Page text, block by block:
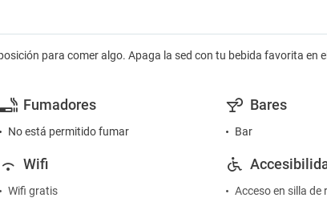
para comer algo. Apaga la sed con tu bebida favorita en
Fumadores
No está permitido fumar
Wifi
Wifi gratis
Bares
Bar
Acceso en silla de